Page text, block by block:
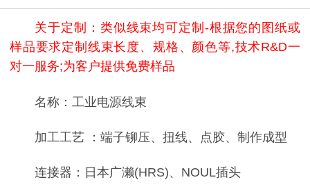
关于定制：类似线束均可定制-根据您的图纸或
样品要求定制线束长度、规格、颜色等,技术R&D一
对一服务;为客户提供免费样品
名称：工业电源线束
加工工艺 ：端子铆压、扭线、点胶、制作成型
连接器：日本广濑(HRS)、NOUL插头